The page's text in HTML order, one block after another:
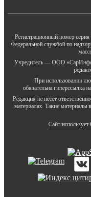
Регистрационный номер
Федеральной службой по
Учредитель — ООО
При использовании
обязательна гиперссылка на
Редакция не несет
материалах. Такие материалы
Сайт